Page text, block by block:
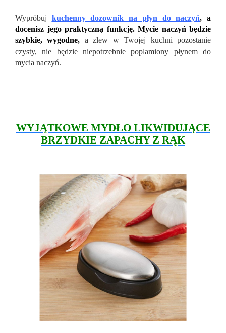
Wypróbuj kuchenny dozownik na płyn do naczyń, a
docenisz jego praktyczną funkcję. Mycie naczyń będzie
szybkie, wygodne, a zlew w Twojej kuchni pozostanie
czysty, nie będzie niepotrzebnie poplamiony płynem do
mycia naczyń.
WYJĄTKOWE MYDŁO LIKWIDUJĄCE
BRZYDKIE ZAPACHY Z RĄK